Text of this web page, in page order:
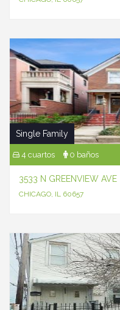
Single Family
4 cuartos 0 baños
3533 N GREENVIEW AVE
CHICAGO, IL 60657